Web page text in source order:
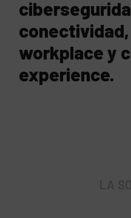
workplace y
experience.